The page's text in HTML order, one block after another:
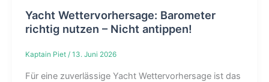
Yacht Wettervorhersage: Barometer
richtig nutzen – Nicht antippen!
Kaptain Piet / 13. Juni 2026
Für eine zuverlässige Yacht Wettervorhersage ist das